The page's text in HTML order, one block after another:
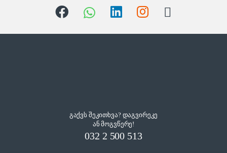
გაქვს შეკითხვა? დაგვირეკე
ან მოგვწერე!
032 2 500 513